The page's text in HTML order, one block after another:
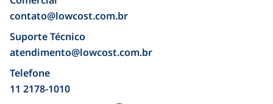
contato@lowcost.com.br
Suporte Técnico
atendimento@lowcost.com.br
Telefone
11 2178-1010